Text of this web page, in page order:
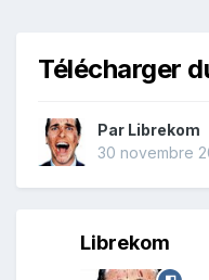
Télécharger
Par Librekom
30 novembre
Librekom